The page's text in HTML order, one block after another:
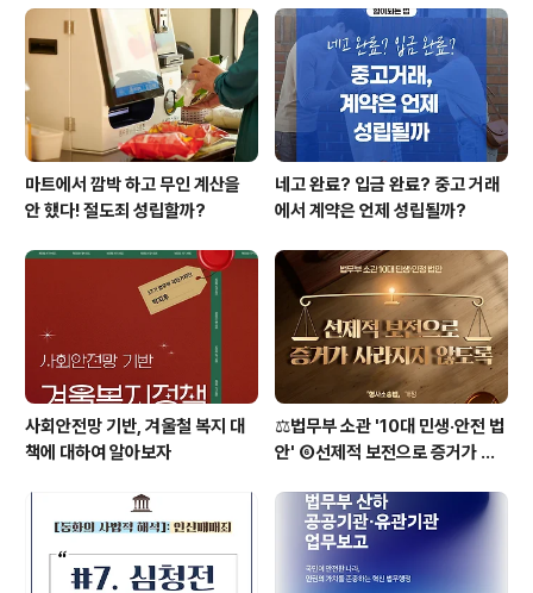
조선인에게만 심문 및 물증 없이도 체포하여 태형을 할 수
있게 하였습니다. 내용인즉 징역 3개월 이하나 벌금 100
엔 이하의 처벌은 ‘형기 1일=태(매) 1번 또는 벌금 1엔=태
1번’으로 환산하여 몸으로..
마트에서 깜박 하고 무인 계산을
안 했다! 절도죄 성립할까?
네고 완료? 입금 완료? 중고 거래
에서 계약은 언제 성립될까?
사회안전망 기반, 겨울철 복지 대
책에 대하여 알아보자
⚖️법무부 소관 '10대 민생·안전 법
안' ⑥선제적 보전으로 증거가 사